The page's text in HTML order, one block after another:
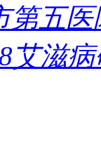
第五
艾滋